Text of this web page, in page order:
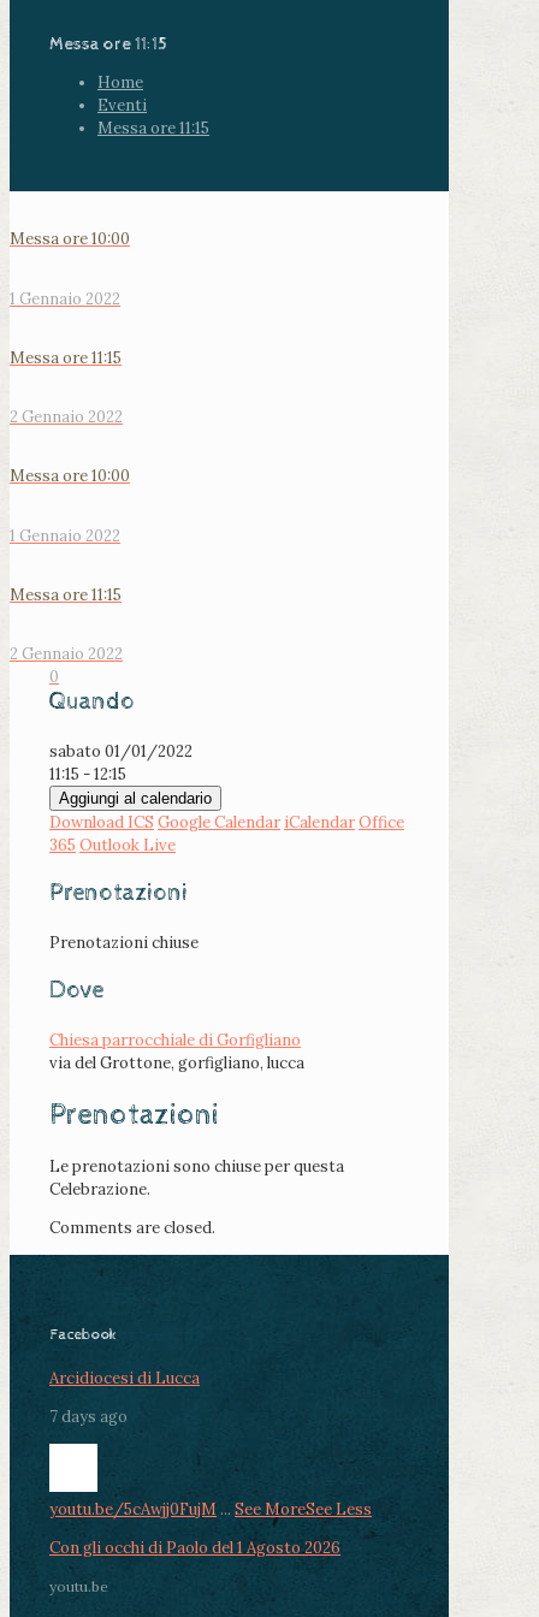
Messa ore 11:15
Home
Eventi
Messa ore 11:15
Messa ore 10:00
1 Gennaio 2022
Messa ore 11:15
2 Gennaio 2022
Messa ore 10:00
1 Gennaio 2022
Messa ore 11:15
2 Gennaio 2022
0
Quando
sabato 01/01/2022
11:15 - 12:15
Aggiungi al calendario
Download ICS Google Calendar iCalendarOffice
365 Outlook Live
Prenotazioni
Prenotazioni chiuse
Dove
Chiesa parrocchiale di Gorfigliano
via del Grottone, gorfigliano, lucca
Prenotazioni
Le prenotazioni sono chiuse per questa
Celebrazione.
Comments are closed.
Facebook
Arcidiocesi di Lucca
7 days ago
youtu.be/5cAwjj0FujM ... See MoreSee Less
Con gli occhi di Paolo del 1 Agosto 2026
youtu.be